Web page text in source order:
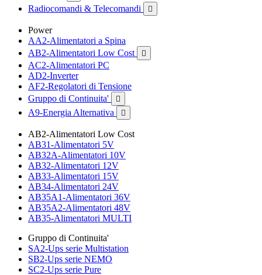
Radiocomandi & Telecomandi 
Power
AA2-Alimentatori a Spina
AB2-Alimentatori Low Cost

AC2-Alimentatori PC
AD2-Inverter
AF2-Regolatori di Tensione
Gruppo di Continuita'

A9-Energia Alternativa 
AB2-Alimentatori Low Cost
AB31-Alimentatori 5V
AB32A-Alimentatori 10V
AB32-Alimentatori 12V
AB33-Alimentatori 15V
AB34-Alimentatori 24V
AB35A1-Alimentatori 36V
AB35A2-Alimentatori 48V
AB35-Alimentatori MULTI
Gruppo di Continuita'
SA2-Ups serie Multistation
SB2-Ups serie NEMO
SC2-Ups serie Pure